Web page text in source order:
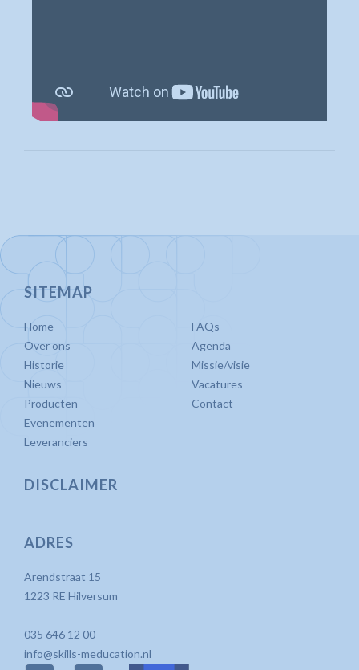
SITEMAP
Home
Over ons
Historie
Nieuws
Producten
Evenementen
Leveranciers
FAQs
Agenda
Missie/visie
Vacatures
Contact
DISCLAIMER
ADRES
Arendstraat 15
1223 RE Hilversum
035 646 12 00
info@skills-meducation.nl